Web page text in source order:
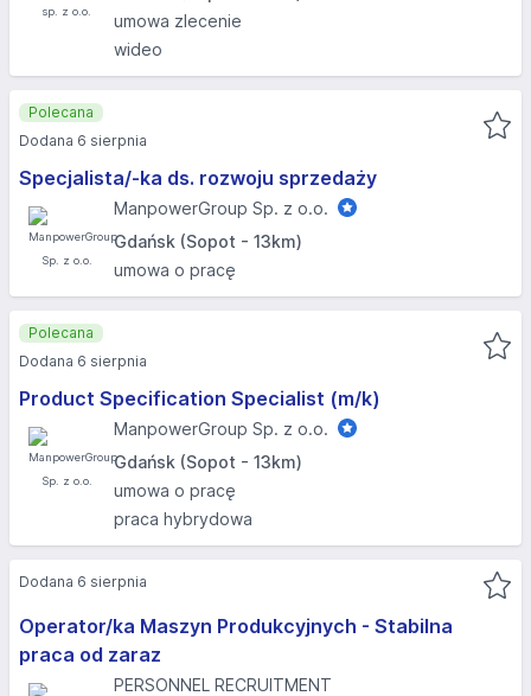
umowa zlecenie
wideo
Specjalista/-ka ds. rozwoju sprzedaży
ManpowerGroup Sp. z o.o.
Gdańsk (Sopot - 13km)
umowa o pracę
Polecana
Dodana 6 sierpnia
Product Specification Specialist (m/k)
ManpowerGroup Sp. z o.o.
Gdańsk (Sopot - 13km)
umowa o pracę
praca hybrydowa
Polecana
Dodana 6 sierpnia
Operator/ka Maszyn Produkcyjnych - Stabilna
praca od zaraz
PERSONNEL RECRUITMENT
Dodana 6 sierpnia